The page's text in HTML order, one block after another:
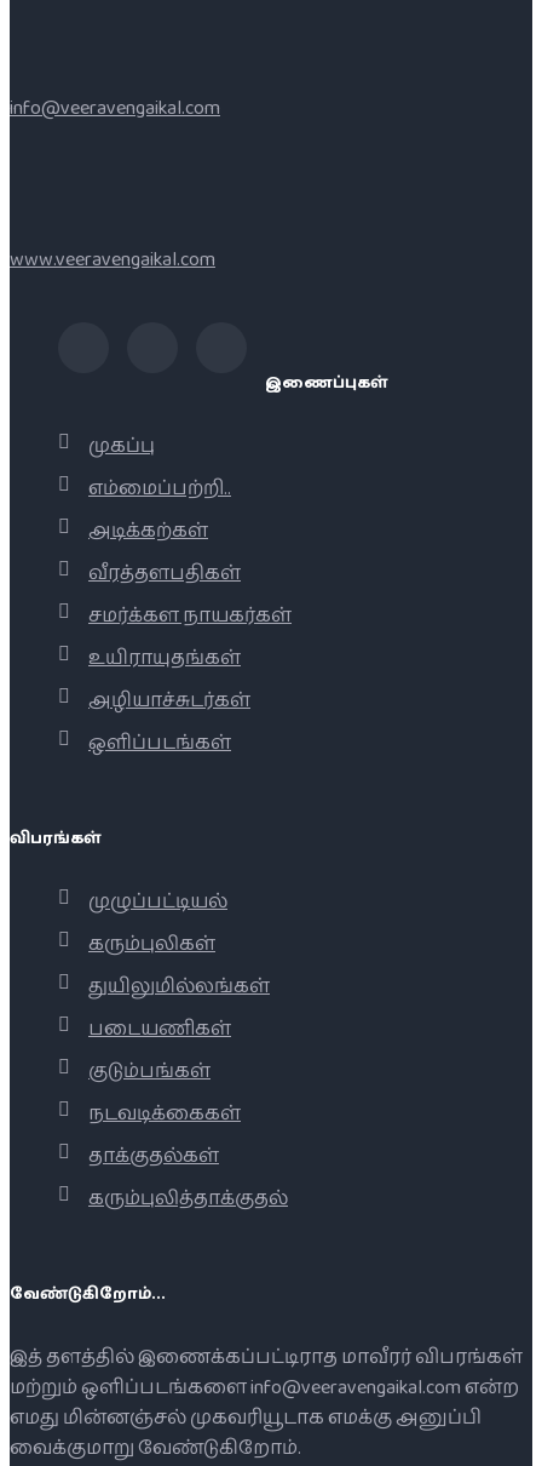
info@veeravengaikal.com
www.veeravengaikal.com
இணைப்புகள்
முகப்பு
எம்மைப்பற்றி..
அடிக்கற்கள்
வீரத்தளபதிகள்
சமர்க்கள நாயகர்கள்
உயிராயுதங்கள்
அழியாச்சுடர்கள்
ஒளிப்படங்கள்
விபரங்கள்
முழுப்பட்டியல்
கரும்புலிகள்
துயிலுமில்லங்கள்
படையணிகள்
குடும்பங்கள்
நடவடிக்கைகள்
தாக்குதல்கள்
கரும்புலித்தாக்குதல்
வேண்டுகிறோம்...
இத் தளத்தில் இணைக்கப்பட்டிராத மாவீரர் விபரங்கள்
மற்றும் ஒளிப்படங்களை info@veeravengaikal.com என்ற
எமது மின்னஞ்சல் முகவரியூடாக எமக்கு அனுப்பி
வைக்குமாறு வேண்டுகிறோம்.